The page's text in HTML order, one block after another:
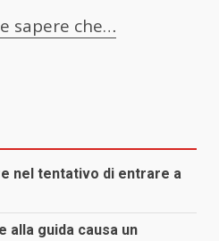
sapere che…
nel tentativo di entrare a
alla guida causa un